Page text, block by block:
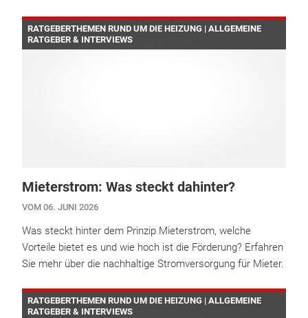
RATGEBERTHEMEN RUND UM DIE HEIZUNG | ALLGEMEINE
RATGEBER & INTERVIEWS
Mieterstrom: Was steckt dahinter?
VOM 06. JUNI 2026
Was steckt hinter dem Prinzip Mieterstrom, welche
Vorteile bietet es und wie hoch ist die Förderung? Erfahren
Sie mehr über die nachhaltige Stromversorgung für Mieter.
RATGEBERTHEMEN RUND UM DIE HEIZUNG | ALLGEMEINE
RATGEBER & INTERVIEWS